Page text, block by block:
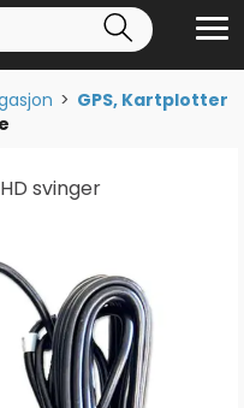
>GPS, Kartplotter
svinger